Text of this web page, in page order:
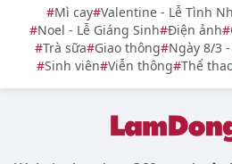
Mì cay Valentine - Lễ Tình
Noel - Lễ Giáng Sinh Điện ảnh
Trà sữa Giao thông Ngày 8/3
Sinh viên Viễn thông Thể